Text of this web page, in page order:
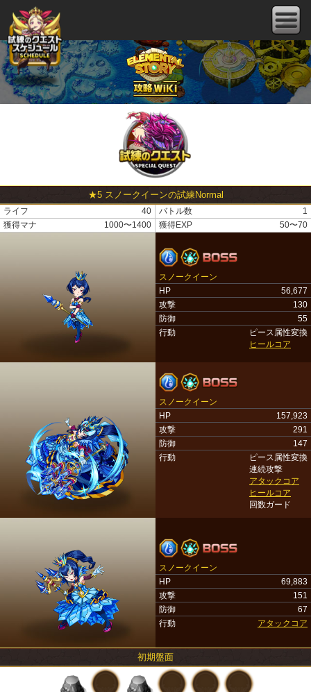
★5 スノークイーンの試練Normal
ライフ 40 バトル数
1
獲得マナ
1000〜1400 獲得EXP 50〜70
スノークイーン
HP
56,677
攻撃
130
防御
55
行動
ピース属性変換
ヒールコア
スノークイーン
HP
157,923
攻撃
291
防御
147
行動
ピース属性変換
連続攻撃
アタックコア
ヒールコア
回数ガード
スノークイーン
HP
69,883
攻撃
151
防御
67
行動
アタックコア
初期盤面